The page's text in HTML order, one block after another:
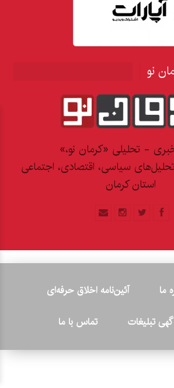
نو
- تحلیلی «کرمان نو،»
تحلیل‌های سیاسی، اقتصادی، اجتماعی
استان کرمان
ما
آئین‌نامه اخلاق حرفه‌ای
تبلیغات
تماس با ما